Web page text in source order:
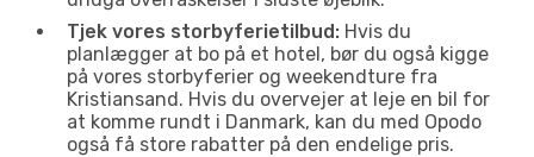
Tjek vores storbyferietilbud: Hvis du
planlægger at bo på et hotel, bør du også kigge
på vores storbyferier og weekendture fra
Kristiansand. Hvis du overvejer at leje en bil for
at komme rundt i Danmark, kan du med Opodo
også få store rabatter på den endelige pris.